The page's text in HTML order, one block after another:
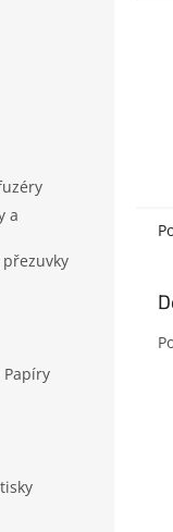
a
Papíry